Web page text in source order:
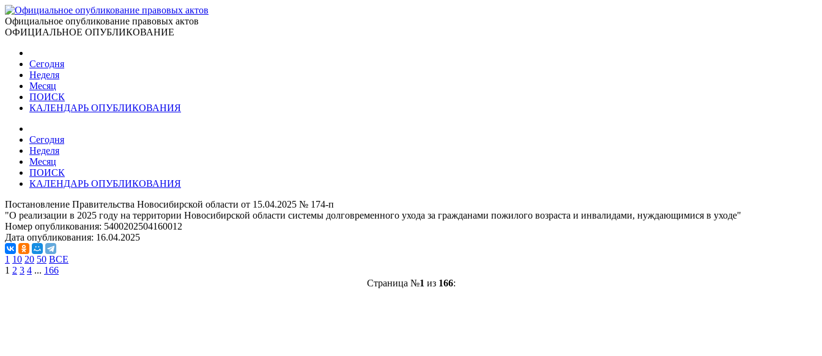
Официальное опубликование правовых актов
ОФИЦИАЛЬНОЕ ОПУБЛИКОВАНИЕ
Сегодня
Неделя
Месяц
ПОИСК
КАЛЕНДАРЬ ОПУБЛИКОВАНИЯ
Сегодня
Неделя
Месяц
ПОИСК
КАЛЕНДАРЬ ОПУБЛИКОВАНИЯ
Постановление Правительства Новосибирской области от 15.04.2025 № 174-п
"О реализации в 2025 году на территории Новосибирской области системы долговременного ухода за гражданами пожилого возраста и инвалидами, нуждающимися в уходе"
Номер опубликования: 5400202504160012
Дата опубликования: 16.04.2025
1 10 20 50 ВСЕ
1 2 3 4 ... 166
Страница №1 из 166: